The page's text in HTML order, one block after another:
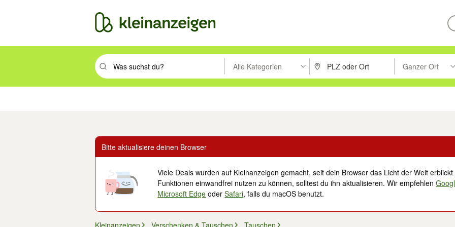
Suchbegriff eingeben. Eingabetaste drücken um zu suchen, oder Vorschläge mit den Pfeiltasten nach oben/
Alle Kategorien PLZ oder Ort eingeben. Eingabetaste
Ganzer Ort
Suche im
Bitte aktualisiere deinen Browser
Viele Deals wurden auf Kleinanzeigen gemacht, seit dein Browser das Licht der Welt
Funktionen einwandfrei nutzen zu können, solltest du ihn aktualisieren. Wir empfehlen
Microsoft Edge oderSafari, falls du macOS benutzt.
Kleinanzeigen Verschenken & Tauschen Tauschen